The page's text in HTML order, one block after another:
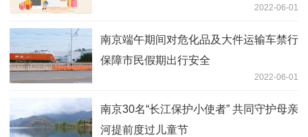
2022-06-01
南京端午期间对危化品及大件运输车禁行
保障市民假期出行安全
2022-06-01
南京30名“长江保护小使者” 共同守护母亲
河提前度过儿童节